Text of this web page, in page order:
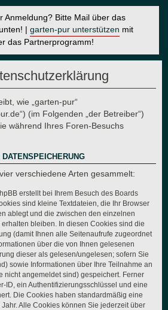
Anmeldung? Bitte Mail über das
| garten-pur unterstützen mit
das Partnerprogramm!
wie „garten-pur“
(im Folgenden „der Betreiber“)
während Ihres Foren-Besuchs
verschiedene Arten gesammelt:
erstellt bei Ihrem Besuch des Boards
sind kleine Textdateien, die Ihr Browser
ablegt und die zwischen den einzelnen
bleiben. In diesen Cookies sind die
(damit Ihnen alle Seitenaufrufe zugeordnet
über die von Ihnen gelesenen
dieser als gelesen/ungelesen; sofern Sie
sowie Informationen über Ihre Teilnahme an
nicht angemeldet sind) gespeichert. Ferner
ID, ein Authentifizierungsschlüssel und eine
Die Cookies haben standardmäßig eine
Alle Cookies können Sie jederzeit über